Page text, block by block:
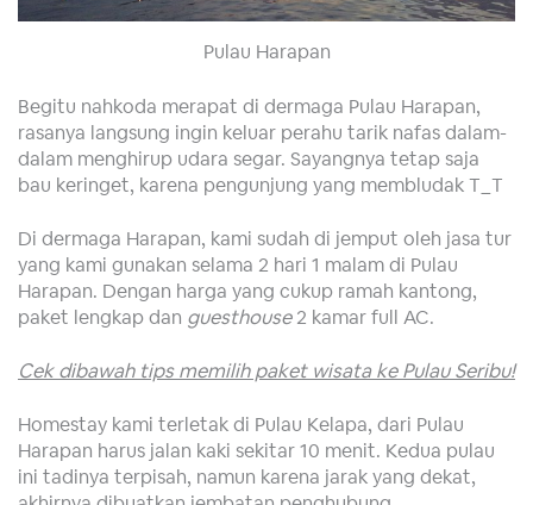
Pulau Harapan
Begitu nahkoda merapat di dermaga Pulau Harapan,
rasanya langsung ingin keluar perahu tarik nafas dalam-
dalam menghirup udara segar. Sayangnya tetap saja
bau keringet, karena pengunjung yang membludak T_T
Di dermaga Harapan, kami sudah di jemput oleh jasa tur
yang kami gunakan selama 2 hari 1 malam di Pulau
Harapan. Dengan harga yang cukup ramah kantong,
paket lengkap dan guesthouse2 kamar full AC.
Cek dibawah tips memilih paket wisata ke Pulau Seribu!
Homestay kami terletak di Pulau Kelapa, dari Pulau
Harapan harus jalan kaki sekitar 10 menit. Kedua pulau
ini tadinya terpisah, namun karena jarak yang dekat,